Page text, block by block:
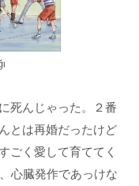
死んじゃった。２番
とは再婚だったけど
ごく愛して育ててく
心臓発作であっけな